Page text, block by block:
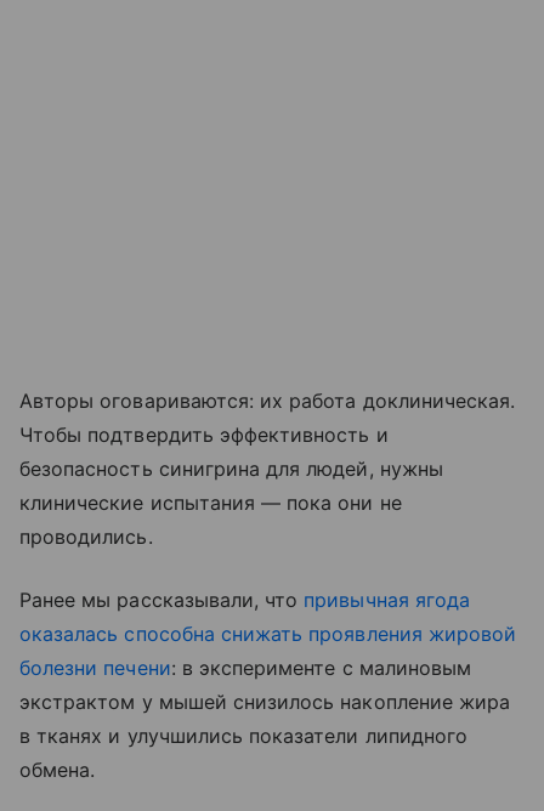
Авторы оговариваются: их работа доклиническая.
Чтобы подтвердить эффективность и
безопасность синигрина для людей, нужны
клинические испытания — пока они не
проводились.
Ранее мы рассказывали, что привычная ягода
оказалась способна снижать проявления жировой
болезни печени: в эксперименте с малиновым
экстрактом у мышей снизилось накопление жира
в тканях и улучшились показатели липидного
обмена.